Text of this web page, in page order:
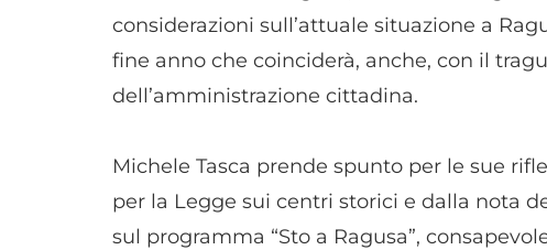
considerazioni sull’attuale situazione a
fine anno che coinciderà, anche, con il
dell’amministrazione cittadina.
Michele Tasca prende spunto per le sue
per la Legge sui centri storici e dalla nota
sul programma “Sto a Ragusa”,